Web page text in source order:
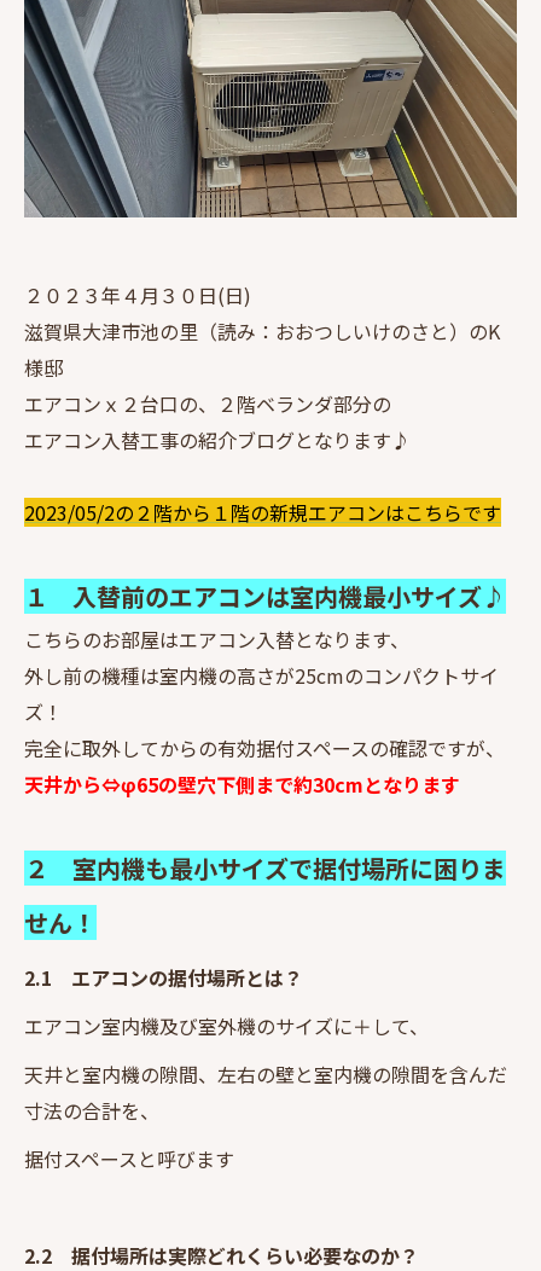
２０２３年４月３０日(日)
滋賀県大津市池の里（読み：おおつしいけのさと）のK
様邸
エアコンｘ２台口の、２階ベランダ部分の
エアコン入替工事の紹介ブログとなります♪
2023/05/2の２階から１階の新規エアコンはこちらです
１ 入替前のエアコンは室内機最小サイズ♪
こちらのお部屋はエアコン入替となります、
外し前の機種は室内機の高さが25cmのコンパクトサイ
ズ！
完全に取外してからの有効据付スペースの確認ですが、
天井から⇔φ65の壁穴下側まで約30cmとなります
２ 室内機も最小サイズで据付場所に困りま
せん！
2.1 エアコンの据付場所とは？
エアコン室内機及び室外機のサイズに＋して、
天井と室内機の隙間、左右の壁と室内機の隙間を含んだ
寸法の合計を、
据付スペースと呼びます
2.2 据付場所は実際どれくらい必要なのか？